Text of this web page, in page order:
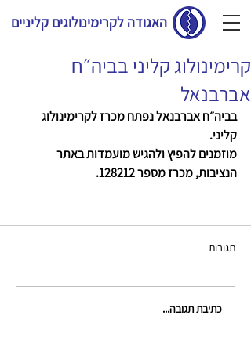
האגודה לקרימינולוגים קליניים
קרימינולוג קליני בביה״ח
אברבנאל
בביה״ח אברבנאל נפתח מכרז לקרימינולוג
קליני.
מוזמנים להפיץ ולהגיש מועמדות באתר
הנציבות, מכרז מספר 128212.
תגובות
כתיבת תגובה...